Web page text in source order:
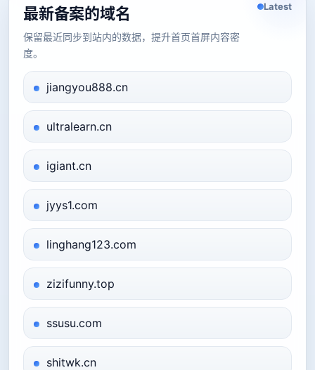
最新备案的域名
保留最近同步到站内的数据，提升首页首屏内容密
度。
Latest
jiangyou888.cn
ultralearn.cn
igiant.cn
jyys1.com
linghang123.com
zizifunny.top
ssusu.com
shitwk.cn